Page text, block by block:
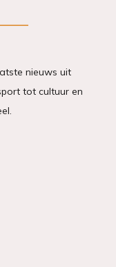
nieuws uit
tot cultuur en